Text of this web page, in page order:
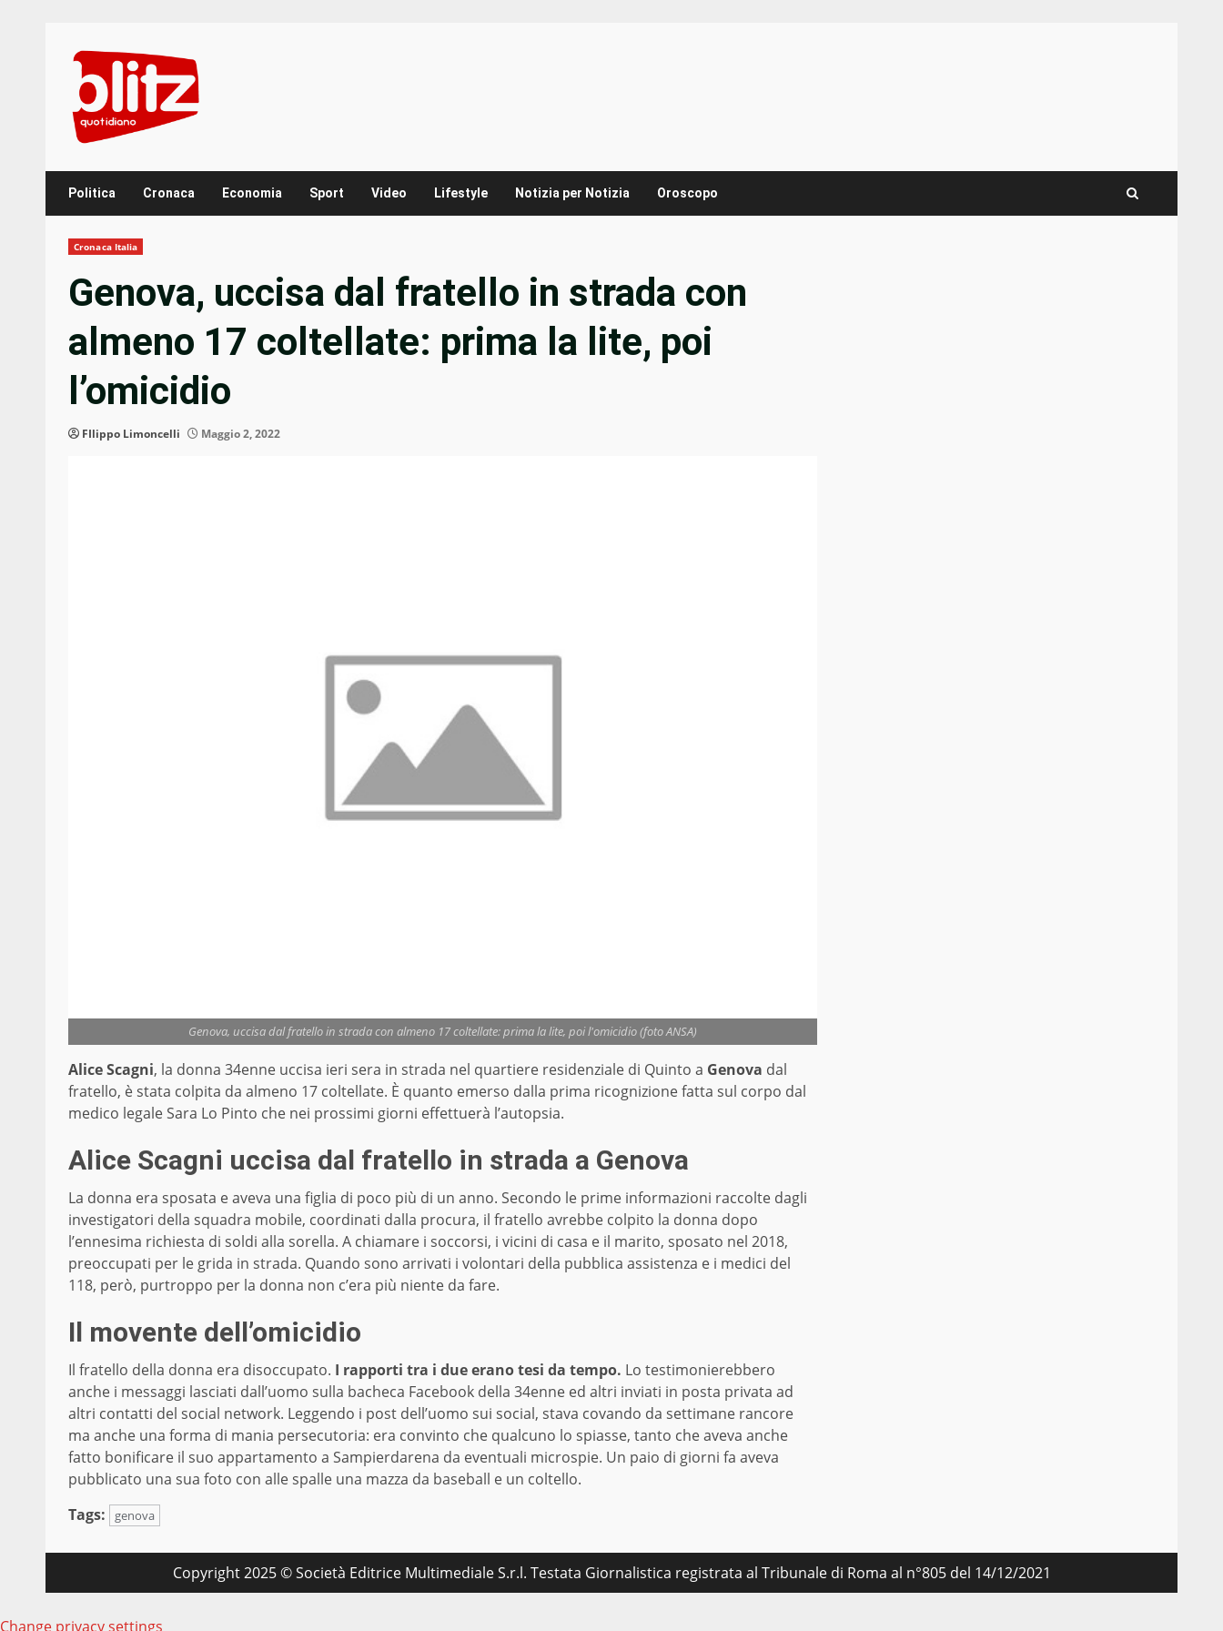
content
Politica Cronaca Economia Sport Video Lifestyle Notizia per Notizia Oroscopo
Cronaca Italia
Genova, uccisa dal fratello in strada con
almeno 17 coltellate: prima la lite, poi
l’omicidio
FIlippo Limoncelli Maggio 2, 2022
Genova, uccisa dal fratello in strada con almeno 17 coltellate: prima la lite, poi l'omicidio (foto ANSA)
Alice Scagni, la donna 34enne uccisa ieri sera in strada nel quartiere residenziale di Quinto a Genova dal
fratello, è stata colpita da almeno 17 coltellate. È quanto emerso dalla prima ricognizione fatta sul corpo dal
medico legale Sara Lo Pinto che nei prossimi giorni effettuerà l’autopsia.
Alice Scagni uccisa dal fratello in strada a Genova
La donna era sposata e aveva una figlia di poco più di un anno. Secondo le prime informazioni raccolte dagli
investigatori della squadra mobile, coordinati dalla procura, il fratello avrebbe colpito la donna dopo
l’ennesima richiesta di soldi alla sorella. A chiamare i soccorsi, i vicini di casa e il marito, sposato nel 2018,
preoccupati per le grida in strada. Quando sono arrivati i volontari della pubblica assistenza e i medici del
118, però, purtroppo per la donna non c’era più niente da fare.
Il movente dell’omicidio
Il fratello della donna era disoccupato. I rapporti tra i due erano tesi da tempo. Lo testimonierebbero
anche i messaggi lasciati dall’uomo sulla bacheca Facebook della 34enne ed altri inviati in posta privata ad
altri contatti del social network. Leggendo i post dell’uomo sui social, stava covando da settimane rancore
ma anche una forma di mania persecutoria: era convinto che qualcuno lo spiasse, tanto che aveva anche
fatto bonificare il suo appartamento a Sampierdarena da eventuali microspie. Un paio di giorni fa aveva
pubblicato una sua foto con alle spalle una mazza da baseball e un coltello.
Tags:
genova
Copyright 2025 © Società Editrice Multimediale S.r.l. Testata Giornalistica registrata al Tribunale di Roma al n°805 del 14/12/2021
Change privacy settings